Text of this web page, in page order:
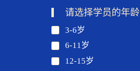
请选择学员的年龄
3-6岁
6-11岁
12-15岁